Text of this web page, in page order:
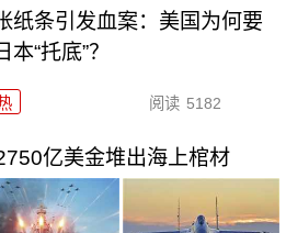
纸条引发血案：美国为何要
本“托底”？
阅读 5182
亿美金堆出海上棺材